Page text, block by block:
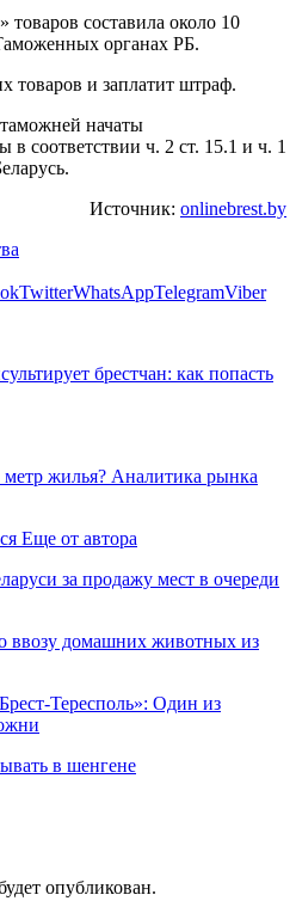
составила около 10
органах РБ.
товаров и заплатит штраф.
начаты
соответствии ч. 2 ст. 15.1 и ч. 1
Источник: onlinebrest.by
TwitterWhatsAppTelegramViber
брестчан: как попасть
метр жилья? Аналитика рынка
Еще от автора
за продажу мест в очереди
ввозу домашних животных из
Тересполь»: Один из
в шенгене
опубликован.